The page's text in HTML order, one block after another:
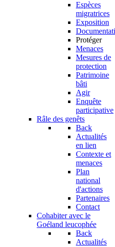
Espèces
migratrices
Exposition
Protéger
Menaces
Mesures de
protection
Patrimoine
bâti
Agir
Enquête
participative
Râle des genêts
Back
Actualités
en lien
Contexte et
menaces
Plan
national
d'actions
Partenaires
Contact
Cohabiter avec le
Goéland leucophée
Back
Actualités